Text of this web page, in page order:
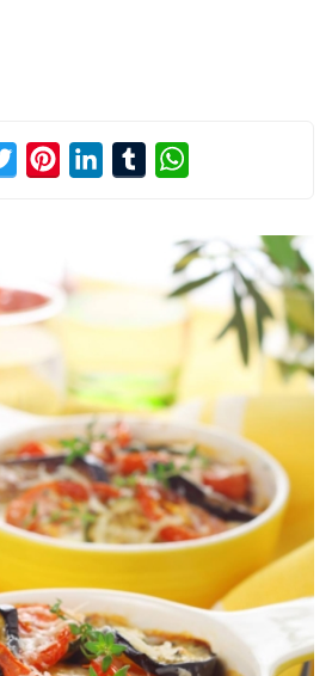
TwitterPinterestLinkedInTumblr